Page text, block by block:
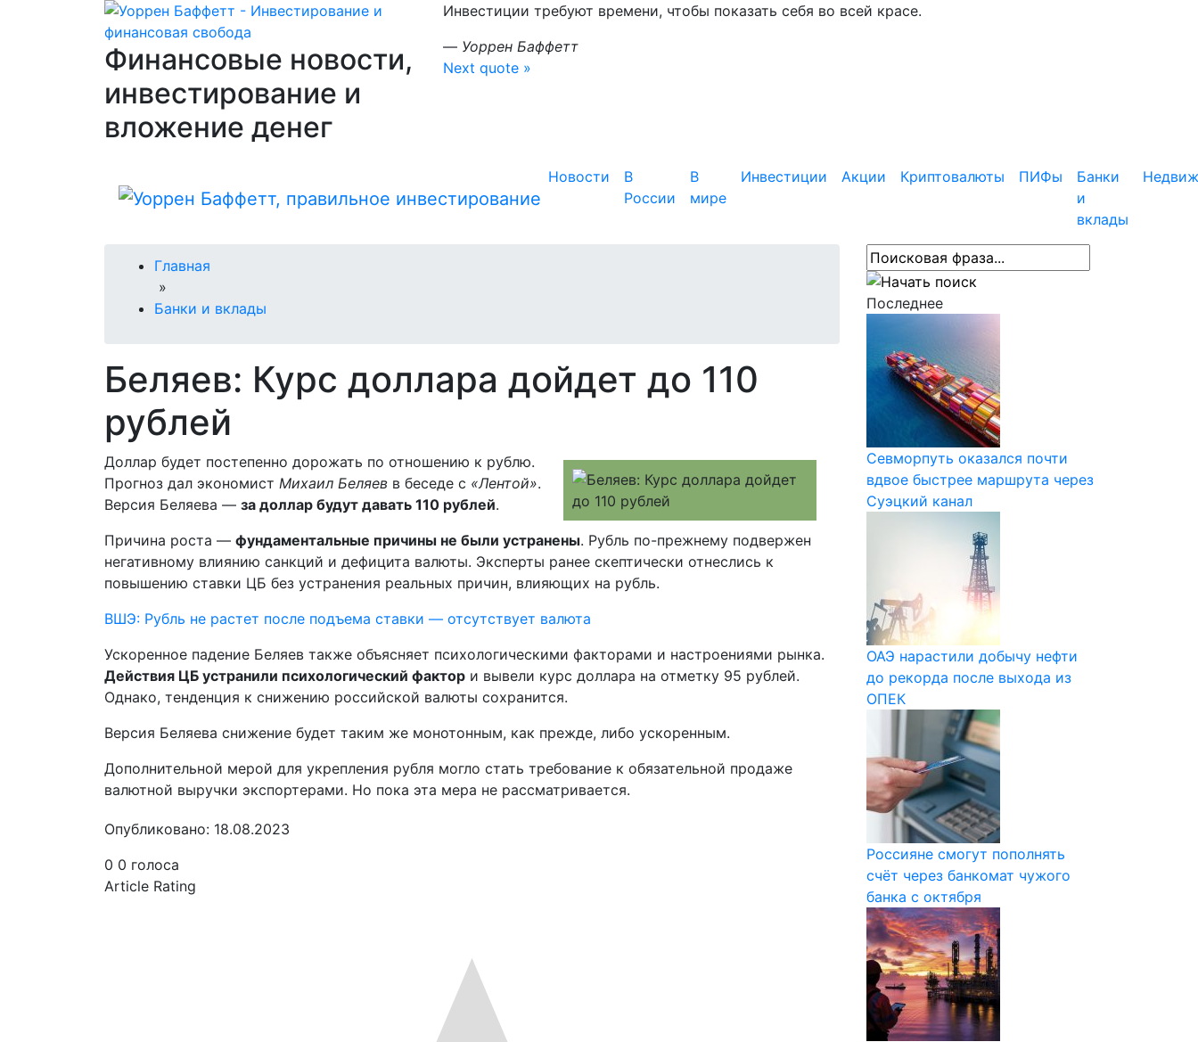
Финансовые новости,
инвестирование и
вложение денег
Инвестиции требуют времени, чтобы показать себя во всей красе.
— Уоррен Баффетт
Next quote »
Новости
В
России
В
мире
Инвестиции Акции Криптовалюты ПИФы
Банки
и
вклады
Главная
»
Банки и вклады
Беляев: Курс доллара дойдет до 110
рублей
Доллар будет постепенно дорожать по отношению к рублю.
Прогноз дал экономист Михаил Беляев в беседе с «Лентой».
Версия Беляева — за доллар будут давать 110 рублей.
Причина роста — фундаментальные причины не были устранены. Рубль по-прежнему подвержен
негативному влиянию санкций и дефицита валюты. Эксперты ранее скептически отнеслись к
повышению ставки ЦБ без устранения реальных причин, влияющих на рубль.
ВШЭ: Рубль не растет после подъема ставки — отсутствует валюта
Ускоренное падение Беляев также объясняет психологическими факторами и настроениями рынка.
Действия ЦБ устранили психологический фактор и вывели курс доллара на отметку 95 рублей.
Однако, тенденция к снижению российской валюты сохранится.
Версия Беляева снижение будет таким же монотонным, как прежде, либо ускоренным.
Дополнительной мерой для укрепления рубля могло стать требование к обязательной продаже
валютной выручки экспортерами. Но пока эта мера не рассматривается.
Опубликовано: 18.08.2023
0 0 голоса
Article Rating
Последнее
Севморпуть оказался почти
вдвое быстрее маршрута через
Суэцкий канал
ОАЭ нарастили добычу нефти
до рекорда после выхода из
ОПЕК
Россияне смогут пополнять
счёт через банкомат чужого
банка с октября